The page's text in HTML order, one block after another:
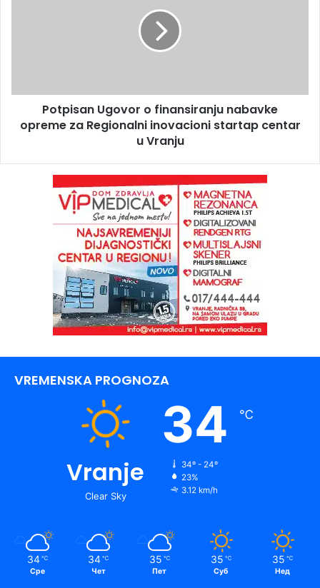
Potpisan Ugovor o finansiranju nabavke
opreme za Regionalni inovacioni startap centar
u Vranju
VREMENSKA PROGNOZA
Vranje
Clear Sky
34 ℃
34º - 24º
23%
3.12 km/h
34 ℃
Сре
34 ℃
Чет
35 ℃
Пет
35 ℃
Суб
35 ℃
Нед